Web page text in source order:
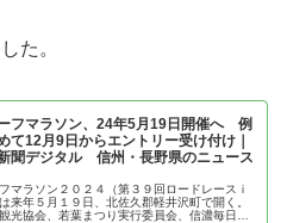
た。
フマラソン、24年5月19日開催へ 例
て12月9日からエントリー受け付け｜
聞デジタル 信州・長野県のニュース
マラソン２０２４（第３９回ロードレースｉ
来年５月１９日、北佐久郡軽井沢町で開く。
光協会、若葉まつり実行委員会、信濃毎日新